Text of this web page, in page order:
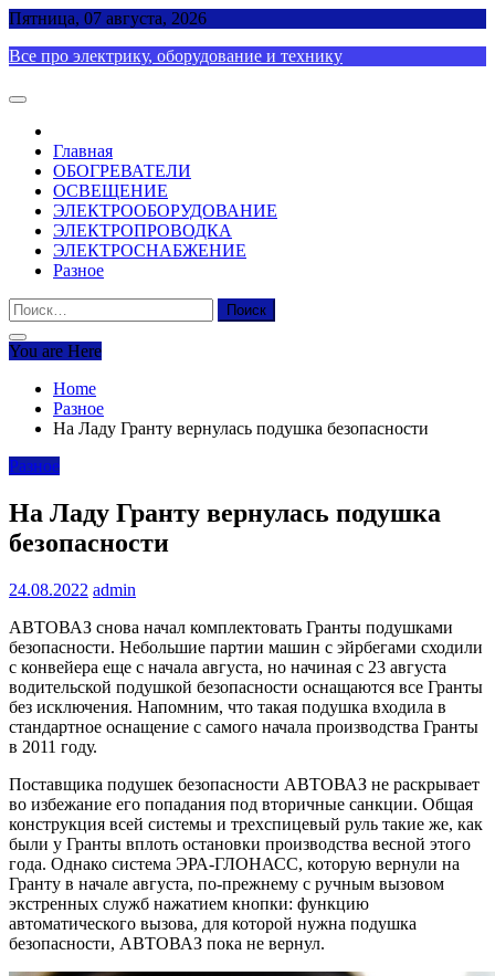
Skip
content
Пятница, 07 августа, 2026
Все про электрику, оборудование и технику
Главная
ОБОГРЕВАТЕЛИ
ОСВЕЩЕНИЕ
ЭЛЕКТРООБОРУДОВАНИЕ
ЭЛЕКТРОПРОВОДКА
ЭЛЕКТРОСНАБЖЕНИЕ
Разное
Найти:
You are Here
Home
Разное
На Ладу Гранту вернулась подушка безопасности
Разное
На Ладу Гранту вернулась подушка
безопасности
24.08.2022 admin
АВТОВАЗ снова начал комплектовать Гранты подушками
безопасности. Небольшие партии машин с эйрбегами сходили
с конвейера еще с начала августа, но начиная с 23 августа
водительской подушкой безопасности оснащаются все Гранты
без исключения. Напомним, что такая подушка входила в
стандартное оснащение с самого начала производства Гранты
в 2011 году.
Поставщика подушек безопасности АВТОВАЗ не раскрывает
во избежание его попадания под вторичные санкции. Общая
конструкция всей системы и трехспицевый руль такие же, как
были у Гранты вплоть остановки производства весной этого
года. Однако система ЭРА-ГЛОНАСС, которую вернули на
Гранту в начале августа, по-прежнему с ручным вызовом
экстренных служб нажатием кнопки: функцию
автоматического вызова, для которой нужна подушка
безопасности, АВТОВАЗ пока не вернул.